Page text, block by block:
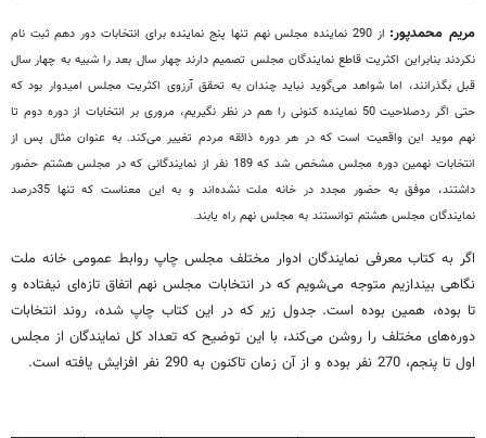
مریم محمدپور:
از 290 نماینده مجلس نهم تنها پنج نماینده برای انتخابات دور دهم ثبت نام
نکردند بنابراین اکثریت قاطع نمایندگان مجلس تصمیم دارند چهار سال بعد را شبیه به چهار سال
قبل بگذرانند، اما شواهد می‌گوید نباید چندان به تحقق آرزوی اکثریت مجلس امیدوار بود که
حتی اگر ردصلاحیت 50 نماینده کنونی را هم در نظر نگیریم، مروری بر انتخابات از دوره دوم تا
نهم موید این واقعیت است که در هر دوره ذائقه مردم تغییر می‌کند. به عنوان مثال پس از
انتخابات نهمین دوره مجلس مشخص شد که 189 نفر از نمایندگانی که در مجلس هشتم حضور
داشتند، موفق به حضور مجدد در خانه ملت نشده‌اند و به این معناست که تنها 35درصد
نمایندگان مجلس هشتم توانستند به مجلس نهم راه یابند.
اگر به کتاب معرفی نمایندگان ادوار مختلف مجلس چاپ روابط عمومی خانه ملت
نگاهی بیندازیم متوجه می‌شویم که در انتخابات مجلس نهم اتفاق تازه‌ای نیفتاده و
تا بوده، همین بوده است. جدول زیر که در این کتاب چاپ شده، روند انتخابات
دوره‌های مختلف را روشن می‌کند، با این توضیح که تعداد کل نمایندگان از مجلس
اول تا پنجم، 270 نفر بوده و از آن زمان تاکنون به 290 نفر افزایش یافته است.